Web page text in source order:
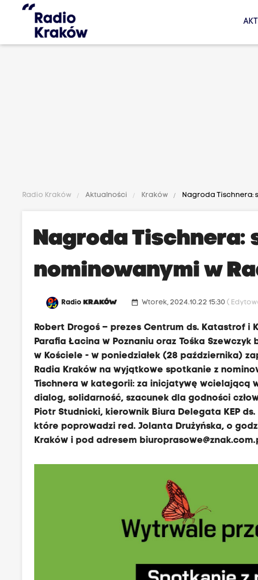
Radio Kraków Aktualności Kraków Nagroda Tischnera:
Nagroda Tischnera:
nominowanymi w
RadioKRAKÓW date_range Wtorek, 2024.10.22 15:30(
Robert Drogoś – prezes Centrum ds. Katastrof i
Parafia Łacina w Poznaniu oraz Tośka
w Kościele - w poniedziałek (28 października)
Radia Kraków na wyjątkowe spotkanie z
Tischnera w kategorii: za inicjatywę wcielającą
dialog, solidarność, szacunek dla godności
Piotr Studnicki, kierownik Biura Delegata KEP
które poprowadzi red. Jolanta Drużyńska, o
Kraków i pod adresem